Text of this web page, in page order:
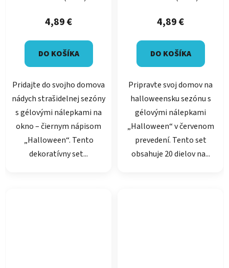
4,89 €
DO KOŠÍKA
Pridajte do svojho domova
nádych strašidelnej sezóny
s gélovými nálepkami na
okno – čiernym nápisom
„Halloween“. Tento
dekoratívny set...
4,89 €
DO KOŠÍKA
Pripravte svoj domov na
halloweensku sezónu s
gélovými nálepkami
„Halloween“ v červenom
prevedení. Tento set
obsahuje 20 dielov na...